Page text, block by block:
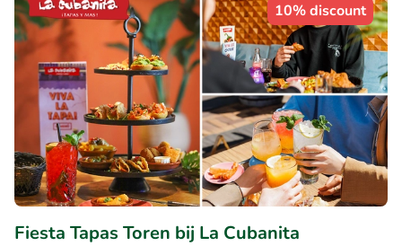
10% discount
Fiesta Tapas Toren bij La Cubanita